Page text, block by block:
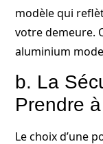
modèle qui
votre demeure.
aluminium
b. La
Prendre
Le choix d’une